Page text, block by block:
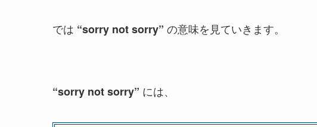
では “sorry not sorry” の意味を見ていきます。
“sorry not sorry” には、